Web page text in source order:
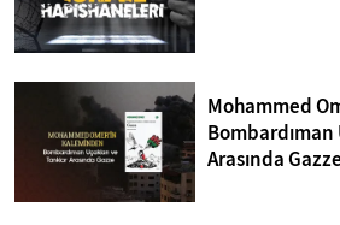
Mohammed
Arasında Gazze